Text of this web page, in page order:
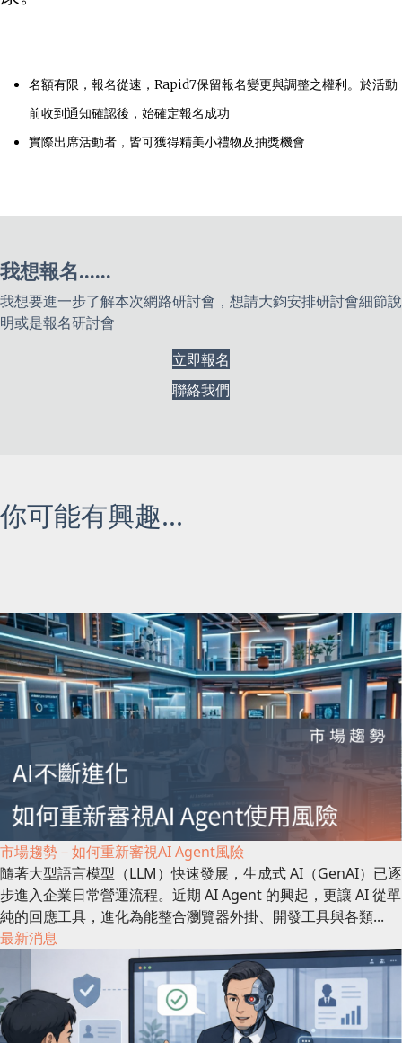
名額有限，報名從速，Rapid7保留報名變更與調整之權利。於活動
前收到通知確認後，始確定報名成功
實際出席活動者，皆可獲得精美小禮物及抽獎機會
我想報名......
我想要進一步了解本次網路研討會，想請大鈞安排研討會細節說
明或是報名研討會
立即報名
聯絡我們
你可能有興趣...
市場趨勢－如何重新審視AI Agent風險
隨著大型語言模型（LLM）快速發展，生成式 AI（GenAI）已逐
步進入企業日常營運流程。近期 AI Agent 的興起，更讓 AI 從單
純的回應工具，進化為能整合瀏覽器外掛、開發工具與各類...
最新消息